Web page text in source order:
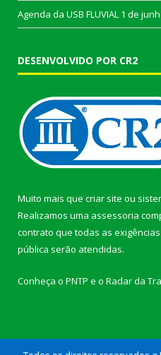
Agenda da USB FLUVIAL 1 de
DESENVOLVIDO POR CR2
Muito mais que criar site ou
Realizamos uma assessoria
contrato que todas as
pública serão atendidas.
Conheça o PNTP e o Radar da